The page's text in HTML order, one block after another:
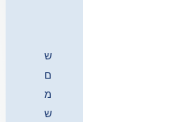
ש
ם
מ
ש